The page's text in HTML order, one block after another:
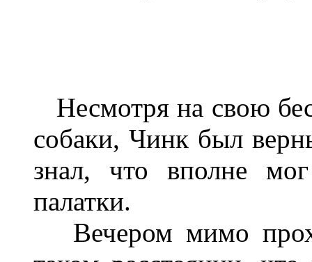
Несмотря на свою
собаки, Чинк был
знал, что вполне
палатки.
Вечером мимо